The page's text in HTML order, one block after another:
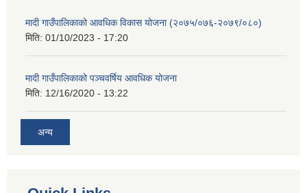
मादी गाउँपालिकाको आवधिक विकास योजना (२०७५/०७६-२०७९/०८०)
मिति: 01/10/2023 - 17:20
मादी गाउँपालिकाको पञ्चवर्षिय आवधिक योजना
मिति: 12/16/2020 - 13:22
अन्य